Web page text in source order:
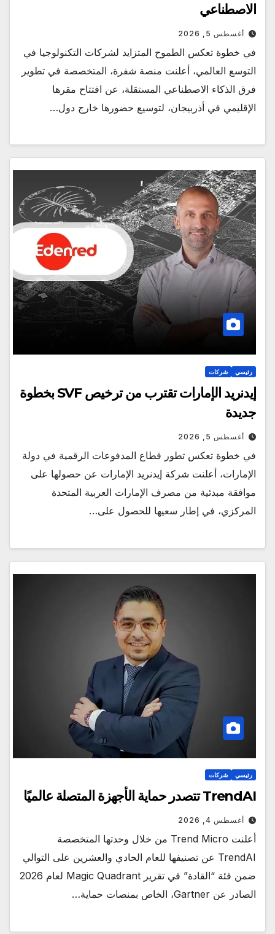
الاصطناعي
أغسطس 5, 2026
في خطوة تعكس الطموح المتزايد لشركات التكنولوجيا في
التوسع العالمي، أعلنت منصة شفرة، المتخصصة في تطوير
فرق الذكاء الاصطناعي المستقلة، عن افتتاح مقرها
الإقليمي في أذربيجان، لتوسيع حضورها خارج دول…
رئيسي شركات
إيدنريد الإمارات تقترب من ترخيص SVF بخطوة
جديدة
أغسطس 5, 2026
في خطوة تعكس تطور قطاع المدفوعات الرقمية في دولة
الإمارات، أعلنت شركة إيدنريد الإمارات عن حصولها على
موافقة مبدئية من مصرف الإمارات العربية المتحدة
المركزي، في إطار سعيها للحصول على…
رئيسي شركات
TrendAI تتصدر حماية الأجهزة المتصلة عالميًا
أغسطس 4, 2026
أعلنت Trend Micro من خلال وحدتها المتخصصة
TrendAI عن تصنيفها للعام الحادي والعشرين على التوالي
ضمن فئة “القادة” في تقرير Magic Quadrant لعام 2026
الصادر عن Gartner، الخاص بمنصات حماية…